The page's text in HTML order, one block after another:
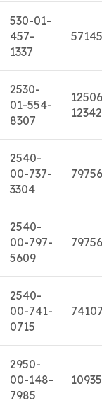
530-01-
457-
1337
2530-
01-554-
8307
2540-
00-737-
3304
2540-
00-797-
5609
2540-
00-741-
0715
2950-
00-148-
7985